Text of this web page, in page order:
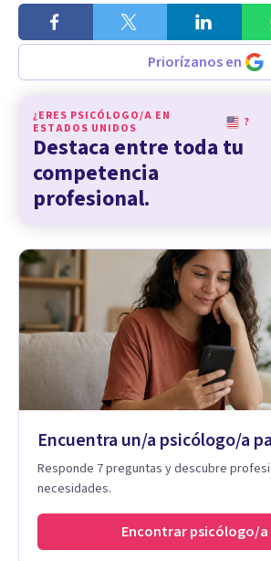
Priorízanos en
¿ERES PSICÓLOGO/A EN
ESTADOS UNIDOS
?
Destaca entre toda tu
competencia
profesional.
Encuentra un/a psicólogo/a
Responde 7 preguntas y descubre
necesidades.
Encontrar psicólogo/a